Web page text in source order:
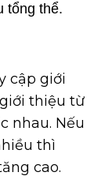
tổng thể.
cập giới
thiệu từ
nhau. Nếu
thì
cao.